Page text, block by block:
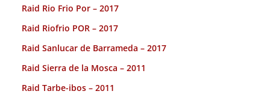
Raid Rio Frio Por – 2017
Raid Riofrio POR – 2017
Raid Sanlucar de Barrameda – 2017
Raid Sierra de la Mosca – 2011
Raid Tarbe-ibos – 2011